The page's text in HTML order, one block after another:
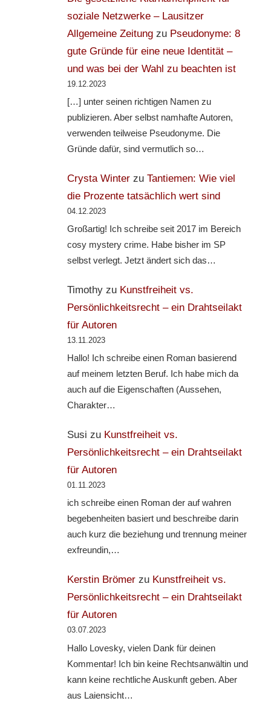
soziale Netzwerke – Lausitzer
Allgemeine Zeitungzu Pseudonyme: 8
gute Gründe für eine neue Identität –
und was bei der Wahl zu beachten ist
19.12.2023
[…] unter seinen richtigen Namen zu
publizieren. Aber selbst namhafte Autoren,
verwenden teilweise Pseudonyme. Die
Gründe dafür, sind vermutlich so…
Crysta Winterzu Tantiemen: Wie viel
die Prozente tatsächlich wert sind
04.12.2023
Großartig! Ich schreibe seit 2017 im Bereich
cosy mystery crime. Habe bisher im SP
selbst verlegt. Jetzt ändert sich das…
Timothyzu Kunstfreiheit vs.
Persönlichkeitsrecht – ein Drahtseilakt
für Autoren
13.11.2023
Hallo! Ich schreibe einen Roman basierend
auf meinem letzten Beruf. Ich habe mich da
auch auf die Eigenschaften (Aussehen,
Charakter…
Susi zu Kunstfreiheit vs.
Persönlichkeitsrecht – ein Drahtseilakt
für Autoren
01.11.2023
ich schreibe einen Roman der auf wahren
begebenheiten basiert und beschreibe darin
auch kurz die beziehung und trennung meiner
exfreundin,…
Kerstin Brömerzu Kunstfreiheit vs.
Persönlichkeitsrecht – ein Drahtseilakt
für Autoren
03.07.2023
Hallo Lovesky, vielen Dank für deinen
Kommentar! Ich bin keine Rechtsanwältin und
kann keine rechtliche Auskunft geben. Aber
aus Laiensicht…